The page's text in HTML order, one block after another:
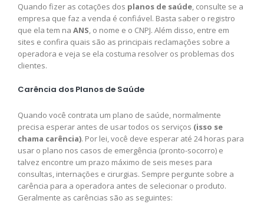
Quando fizer as cotações dos planos de saúde, consulte se a
empresa que faz a venda é confiável. Basta saber o registro
que ela tem na ANS, o nome e o CNPJ. Além disso, entre em
sites e confira quais são as principais reclamações sobre a
operadora e veja se ela costuma resolver os problemas dos
clientes.
Carência dos Planos de Saúde
Quando você contrata um plano de saúde, normalmente
precisa esperar antes de usar todos os serviços (isso se
chama carência). Por lei, você deve esperar até 24 horas para
usar o plano nos casos de emergência (pronto-socorro) e
talvez encontre um prazo máximo de seis meses para
consultas, internações e cirurgias. Sempre pergunte sobre a
carência para a operadora antes de selecionar o produto.
Geralmente as carências são as seguintes: